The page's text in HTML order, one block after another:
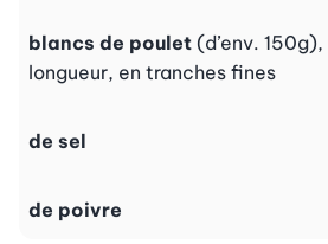
blancs de poulet (d’env.
longueur, en tranches fines
de sel
de poivre